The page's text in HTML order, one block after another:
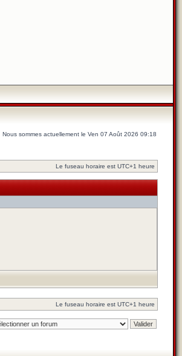
Nous sommes actuellement le Ven 07 Août 2026 09:18
Le fuseau horaire est UTC+1 heure
Le fuseau horaire est UTC+1 heure